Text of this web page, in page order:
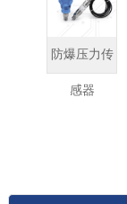
防爆压力传
感器